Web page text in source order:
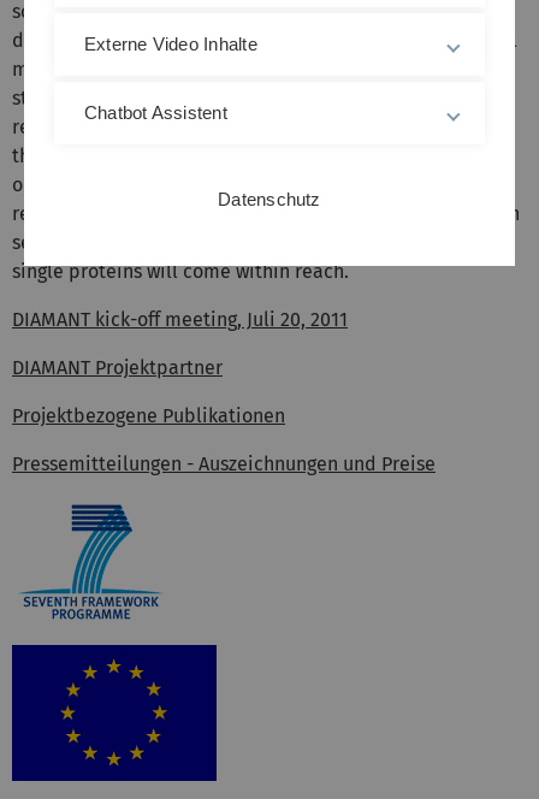
scale will enable miniaturisation of electronic devices
down to the ultimate size limit - single molecules. We will
manufacture photonic crystal cavities and plasmonic
structures in diamond to realise the optical interfaces
required for reading-in and reading-out information from
these molecular-scale devices. Molecular sensors
operating under ambient conditions promise to
revolutionise the field of biological imaging and precision
sensing. In the long term, determination the structure of
single proteins will come within reach.
DIAMANT kick-off meeting, Juli 20, 2011
DIAMANT Projektpartner
Projektbezogene Publikationen
Pressemitteilungen - Auszeichnungen und Preise
Externe Video Inhalte
Chatbot Assistent
Datenschutz